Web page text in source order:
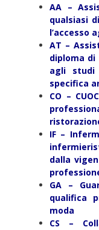
AA –
qualsiasi
l’accesso
AT –
diploma di
agli studi
specifica
CO –
IF –
dalla
GA –
qualifica
moda
CS –